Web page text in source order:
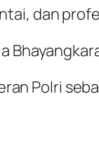
dan
Polri